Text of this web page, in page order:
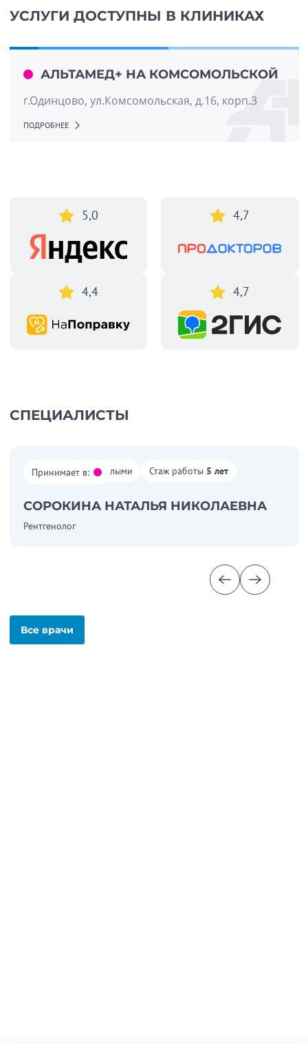
УСЛУГИ ДОСТУПНЫ В КЛИНИКАХ
АЛЬТАМЕД+ НА КОМСОМОЛЬСКОЙ
г.Одинцово, ул.Комсомольская, д.16, корп.3
ПОДРОБНЕЕ
5,0 4,7
4,4 4,7
СПЕЦИАЛИСТЫ
Принимает в:
Работает со взрослыми Стаж работы 5 лет
СОРОКИНА НАТАЛЬЯ НИКОЛАЕВНА
Рентгенолог
Все врачи